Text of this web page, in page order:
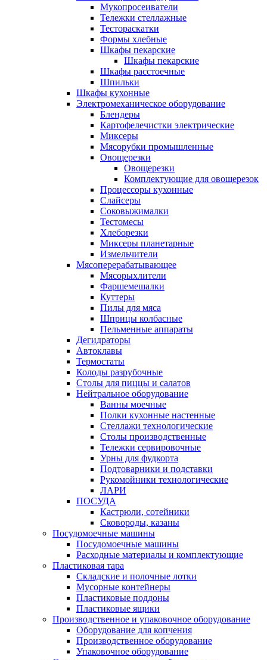
Мукопросеиватели
Тележки стеллажные
Тестораскатки
Формы хлебные
Шкафы пекарские
Шкафы пекарские
Шкафы расстоечные
Шпильки
Шкафы кухонные
Электромеханическое оборудование
Блендеры
Картофелечистки электрические
Миксеры
Мясорубки промышленные
Овощерезки
Овощерезки
Комплектующие для овощерезок
Процессоры кухонные
Слайсеры
Соковыжималки
Тестомесы
Хлеборезки
Миксеры планетарные
Измельчители
Мясоперерабатывающее
Мясорыхлители
Фаршемешалки
Куттеры
Пилы для мяса
Шприцы колбасные
Пельменные аппараты
Дегидраторы
Автоклавы
Термостаты
Колоды разрубочные
Столы для пиццы и салатов
Нейтральное оборудование
Ванны моечные
Полки кухонные настенные
Стеллажи технологические
Столы производственные
Тележки сервировочные
Урны для фудкорта
Подтоварники и подставки
Рукомойники технологические
ЛАРИ
ПОСУДА
Кастрюли, сотейники
Сковороды, казаны
Посудомоечные машины
Посудомоечные машины
Расходные материалы и комплектующие
Пластиковая тара
Складские и полочные лотки
Мусорные контейнеры
Пластиковые поддоны
Пластиковые ящики
Производственное и упаковочное оборудование
Оборудование для копчения
Производственное оборудование
Упаковочное оборудование